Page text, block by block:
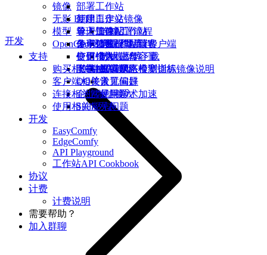
部署工作站
使用工作站
连接工作站
登录和配置客户端
数据上传/下载
查看状态检测指标
设置偏好
使用学术加速
管理工作站
为工作站续费
扩大磁盘容量
提高网络带宽
镜像
新建自定义镜像
导入镜像
分享镜像
变更镜像
魔搭AIGC专区模型训练镜像说明
无影 DiT
单卡加速配置流程
多卡加速配置流程
模型
使用公共模型库
使用个人模型库
下载缺失模型
OpenClaw部署
钉钉接入
飞书接入
QQ接入
企业微信接入
Skills列表
支持
购买相关常见问题
客户端相关常见问题
连接相关常见问题
使用相关常见问题
开发
EasyComfy
EdgeComfy
API Playground
工作站API Cookbook
协议
计费
计费说明
需要帮助？
加入群聊
开发